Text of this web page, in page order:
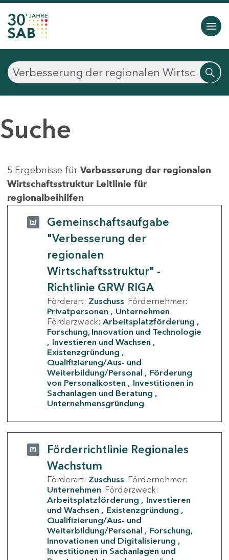
Suche
5 Ergebnisse für Verbesserung der regionalen
Wirtschaftsstruktur Leitlinie für
regionalbeihilfen
Gemeinschaftsaufgabe
"Verbesserung der
regionalen
Wirtschaftsstruktur" -
Richtlinie GRW RIGA
Förderart: Zuschuss Fördernehmer:
Privatpersonen
Unternehmen
Förderzweck: Arbeitsplatzförderung
Forschung, Innovation und Technologie
Investieren und Wachsen
Existenzgründung
Qualifizierung/Aus- und
Weiterbildung/Personal
Förderung
von Personalkosten
Investitionen in
Sachanlagen und Beratung
Unternehmensgründung
Förderrichtlinie Regionales
Wachstum
Förderart: Zuschuss Fördernehmer:
Unternehmen Förderzweck:
Arbeitsplatzförderung
Investieren
und Wachsen
Existenzgründung
Qualifizierung/Aus- und
Weiterbildung/Personal
Forschung,
Innovationen und Digitalisierung
Investitionen in Sachanlagen und